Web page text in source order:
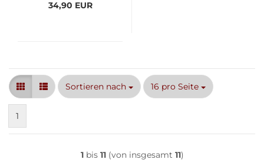
34,90 EUR
Sortieren nach
Sortieren nach 16 pro Seite
pro Seite
1
1bis 11(von insgesamt 11)